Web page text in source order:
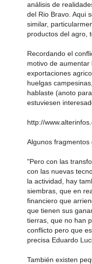
análisis de
del Rio Bravo. Aqui
similar,
productos del agro,
Recordando el
motivo de
exportaciones
huelgas
hablaste (anoto
estuviesen
http://
Algunos fragmentos
"Pero con las
con las nuevas
la actividad, hay
siembras, que en
financiero que
que tienen sus
tierras, que no han
conflicto pero que
precisa Eduardo
También existen